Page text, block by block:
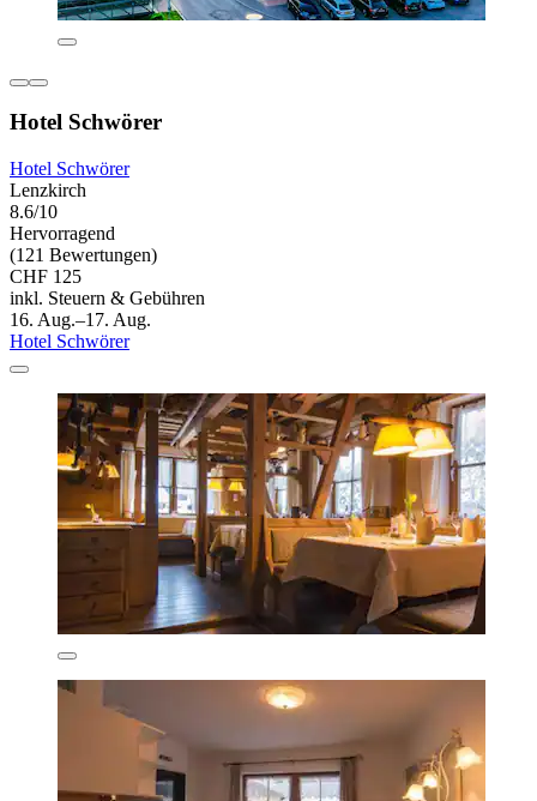
Hotel Schwörer
Hotel Schwörer
Lenzkirch
8.6/10
Hervorragend
(121 Bewertungen)
CHF 125
inkl. Steuern & Gebühren
16. Aug.–17. Aug.
Hotel Schwörer